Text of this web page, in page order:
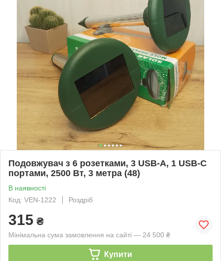
Подовжувач з 6 розетками, 3 USB-A, 1 USB-C
портами, 2500 Вт, 3 метра (48)
В наявності
Код: VEN-1222
Роздріб
315 ₴
Мінімальна сума замовлення на сайті — 24 500 ₴
Купити